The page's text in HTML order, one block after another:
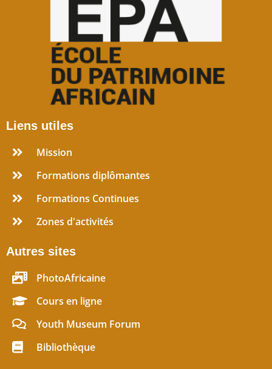
Liens utiles
Mission
Formations diplômantes
Formations Continues
Zones d'activités
Autres sites
PhotoAfricaine
Cours en ligne
Youth Museum Forum
Bibliothèque